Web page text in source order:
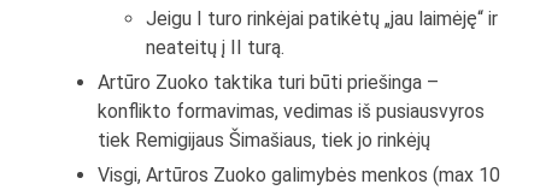
Jeigu I turo rinkėjai patikėtų „jau laimėję“ ir
neateitų į II turą.
Artūro Zuoko taktika turi būti priešinga –
konflikto formavimas, vedimas iš pusiausvyros
tiek Remigijaus Šimašiaus, tiek jo rinkėjų
Visgi, Artūros Zuoko galimybės menkos (max 10